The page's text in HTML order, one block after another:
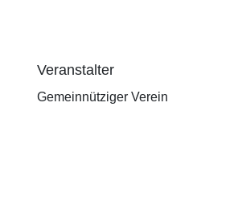
Veranstalter
Gemeinnütziger Verein